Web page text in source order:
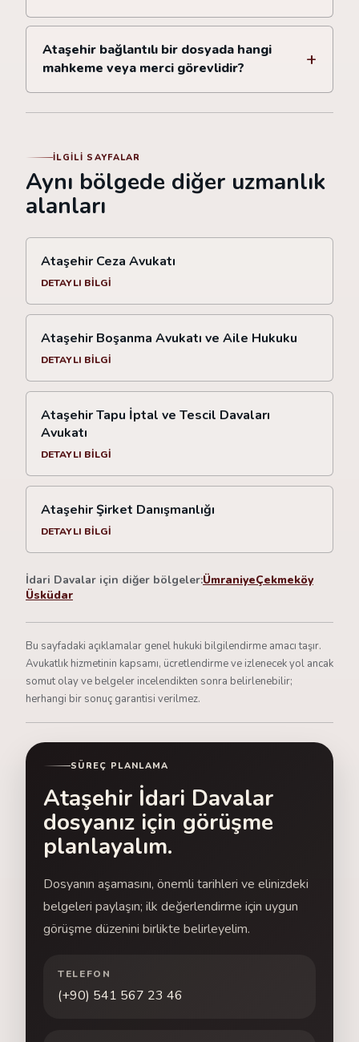
Ataşehir bağlantılı bir dosyada hangi
mahkeme veya merci görevlidir?
İLGILI SAYFALAR
Aynı bölgede diğer uzmanlık
alanları
Ataşehir Ceza Avukatı
DETAYLI BILGI
Ataşehir Boşanma Avukatı ve Aile Hukuku
DETAYLI BILGI
Ataşehir Tapu İptal ve Tescil Davaları
Avukatı
DETAYLI BILGI
Ataşehir Şirket Danışmanlığı
DETAYLI BILGI
İdari Davalar için diğer bölgeler:ÜmraniyeÇekmeköy
Üsküdar
Bu sayfadaki açıklamalar genel hukuki bilgilendirme amacı taşır.
Avukatlık hizmetinin kapsamı, ücretlendirme ve izlenecek yol ancak
somut olay ve belgeler incelendikten sonra belirlenebilir;
herhangi bir sonuç garantisi verilmez.
SÜREÇ PLANLAMA
Ataşehir İdari Davalar
dosyanız için görüşme
planlayalım.
Dosyanın aşamasını, önemli tarihleri ve elinizdeki
belgeleri paylaşın; ilk değerlendirme için uygun
görüşme düzenini birlikte belirleyelim.
TELEFON
(+90) 541 567 23 46